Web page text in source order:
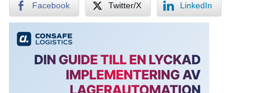
Facebook Twitter/X LinkedIn